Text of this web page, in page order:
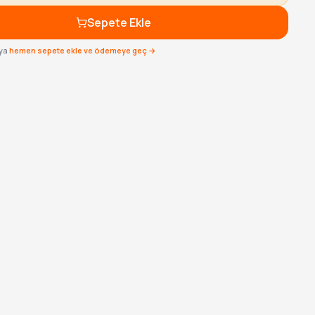
Sepete Ekle
hemen sepete ekle ve ödemeye geç →